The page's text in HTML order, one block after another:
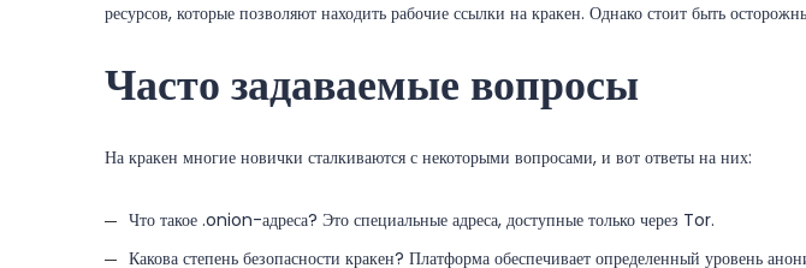
ресурсов, которые позволяют находить рабочие ссылки на кракен. Однако стоит быть
Часто задаваемые вопросы
На кракен многие новички сталкиваются с некоторыми вопросами, и вот ответы на них:
Что такое .onion-адреса? Это специальные адреса, доступные только через Tor.
Какова степень безопасности кракен? Платформа обеспечивает определенный уровень